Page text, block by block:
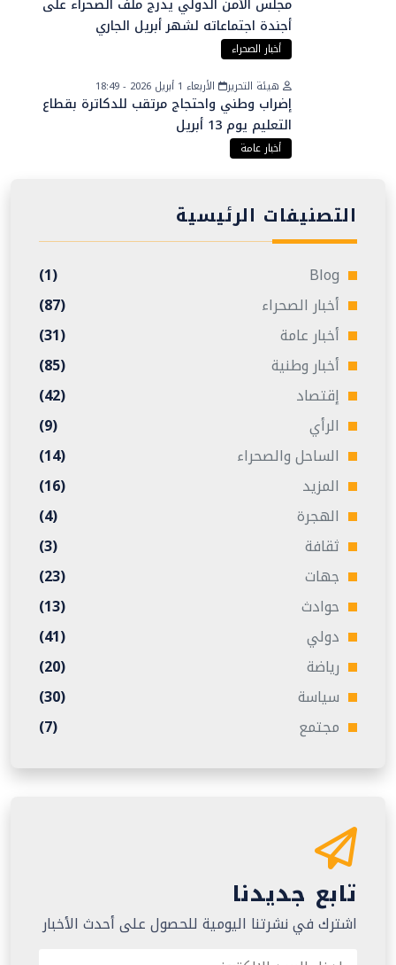
أجندة اجتماعاته لشهر أبريل الجاري
أخبار الصحراء
هيئة التحرير
الأربعاء 1 أبريل 2026 - 18:49
إضراب وطني واحتجاج مرتقب للدكاترة بقطاع
التعليم يوم 13 أبريل
أخبار عامة
التصنيفات الرئيسية
Blog
(1)
أخبار الصحراء
(87)
أخبار عامة
(31)
أخبار وطنية
(85)
إقتصاد
(42)
الرأي
(9)
الساحل والصحراء
(14)
المزيد
(16)
الهجرة
(4)
ثقافة
(3)
جهات
(23)
حوادث
(13)
دولي
(41)
رياضة
(20)
سياسة
(30)
مجتمع
(7)
تابع جديدنا
اشترك في نشرتنا اليومية للحصول على أحدث الأخبار